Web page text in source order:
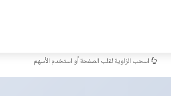
اسحب الزاوية لقلب الصفحة أو استخدم الأسهم